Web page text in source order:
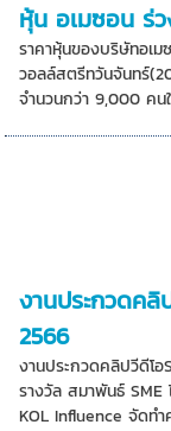
หุ้น อเมซอน ร่
ราคาหุ้นของบริษัทอเ
วอลล์สตรีทวันจันทร์
จำนวนกว่า 9,000 คน
งานประกวดคลิ
2566
งานประกวดคลิปวีดีโอ
รางวัล สมาพันธ์
KOL Influence จัดท